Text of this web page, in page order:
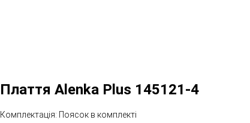
Плаття Alenka Plus 145121-4
Комплектація: Поясок в комплекті